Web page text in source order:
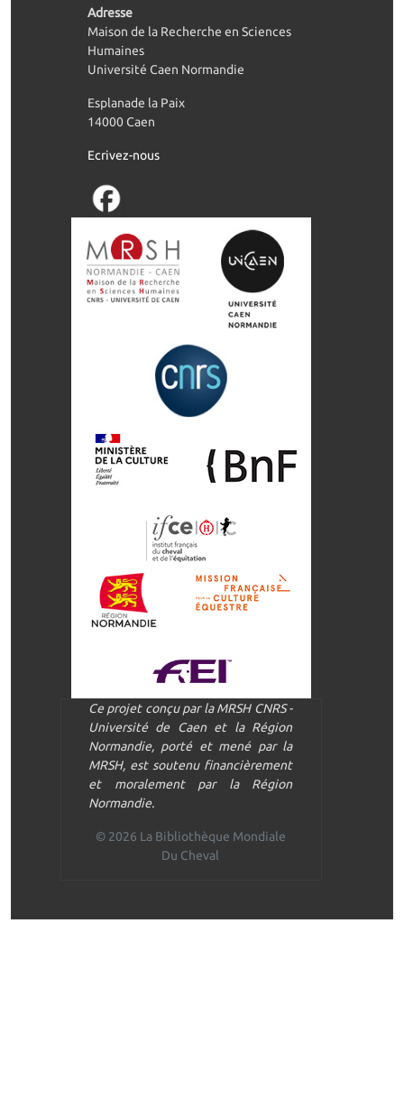
Adresse
Maison de la Recherche en Sciences
Humaines
Université Caen Normandie
Esplanade la Paix
14000 Caen
Ecrivez-nous
Ce projet conçu par la MRSH CNRS -
Université de Caen et la Région
Normandie, porté et mené par la
MRSH, est soutenu financièrement
et moralement par la Région
Normandie.
© 2026 La Bibliothèque Mondiale
Du Cheval